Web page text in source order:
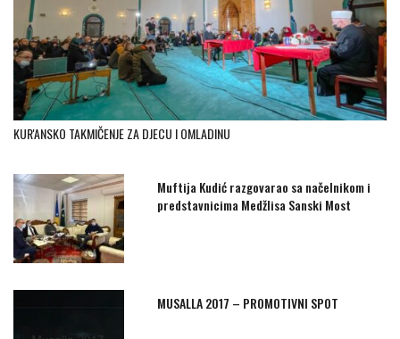
KUR'ANSKO TAKMIČENJE ZA DJECU I OMLADINU
Muftija Kudić razgovarao sa načelnikom i
predstavnicima Medžlisa Sanski Most
MUSALLA 2017 – PROMOTIVNI SPOT